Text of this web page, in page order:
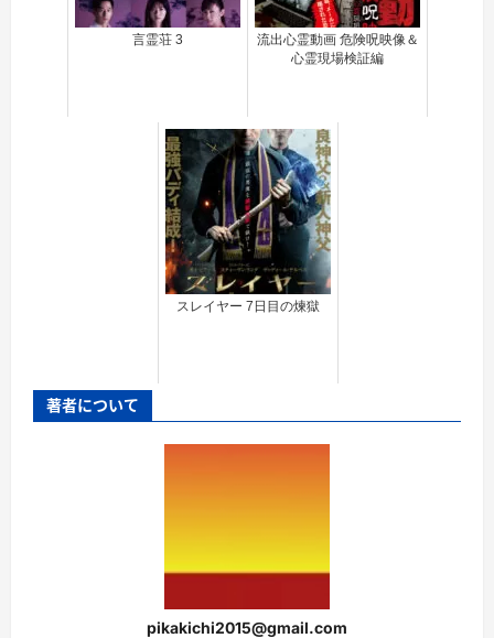
言霊荘 3
流出心霊動画 危険呪映像＆
心霊現場検証編
スレイヤー 7日目の煉獄
著者について
pikakichi2015@gmail.com